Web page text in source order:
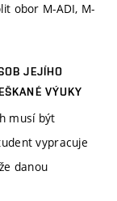
obor M-ADI, M-
JEJÍHO
VÝUKY
musí být
vypracuje
danou